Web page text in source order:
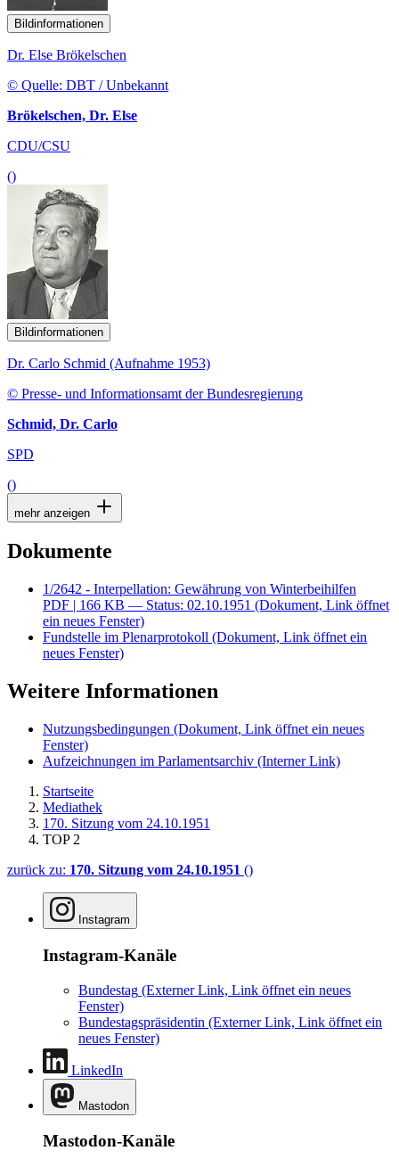
Bildinformationen
Dr. Else Brökelschen
© Quelle: DBT / Unbekannt
Brökelschen, Dr. Else
CDU/CSU
()
Bildinformationen
Dr. Carlo Schmid (Aufnahme 1953)
© Presse- und Informationsamt der Bundesregierung
Schmid, Dr. Carlo
SPD
()
mehr anzeigen
Dokumente
1/2642 - Interpellation: Gewährung von Winterbeihilfen
PDF | 166 KB — Status: 02.10.1951 (Dokument, Link öffnet
ein neues Fenster)
Fundstelle im Plenarprotokoll (Dokument, Link öffnet ein
neues Fenster)
Weitere Informationen
Nutzungsbedingungen (Dokument, Link öffnet ein neues
Fenster)
Aufzeichnungen im Parlamentsarchiv (Interner Link)
Startseite
Mediathek
170. Sitzung vom 24.10.1951
TOP 2
zurück zu: 170. Sitzung vom 24.10.1951 ()
Instagram
Instagram-Kanäle
Bundestag (Externer Link, Link öffnet ein neues
Fenster)
Bundestagspräsidentin (Externer Link, Link öffnet ein
neues Fenster)
LinkedIn
Mastodon
Mastodon-Kanäle